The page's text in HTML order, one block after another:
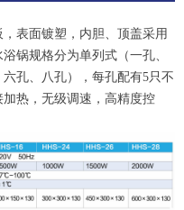
表面镀塑，内胆、顶盖采用
锅规格分为单列式（一孔、
孔、八孔），每孔配有5只不
热，无级调速，高精度控